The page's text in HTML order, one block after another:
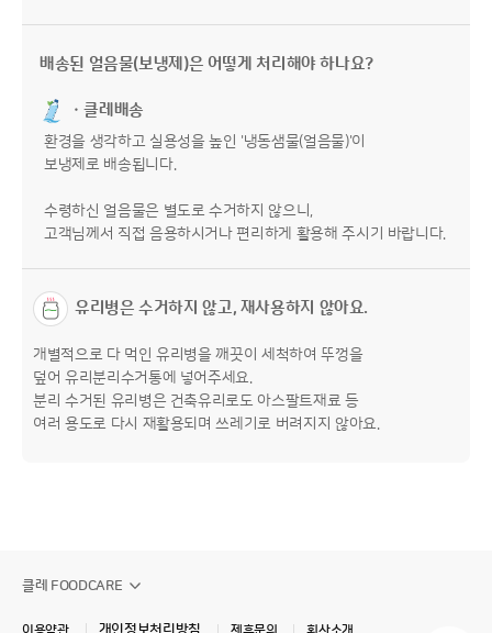
배송된 얼음물(보냉제)은 어떻게 처리해야 하나요?
· 클레배송
환경을 생각하고 실용성을 높인 '냉동샘물(얼음물)'이
보냉제로 배송됩니다.
수령하신 얼음물은 별도로 수거하지 않으니,
고객님께서 직접 음용하시거나 편리하게 활용해 주시기 바랍니다.
유리병은 수거하지 않고, 재사용하지 않아요.
개별적으로 다 먹인 유리병을 깨끗이 세척하여 뚜껑을
덮어 유리분리수거통에 넣어주세요.
분리 수거된 유리병은 건축유리로도 아스팔트재료 등
여러 용도로 다시 재활용되며 쓰레기로 버려지지 않아요.
클레 FOODCARE
개인정보처리방침